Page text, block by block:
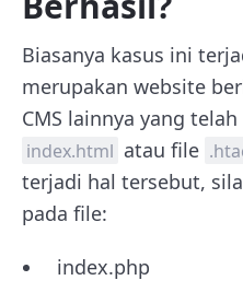
Biasanya kasus ini
merupakan website
CMS lainnya yang
index.html atau file
terjadi hal tersebut,
pada file:
index.php